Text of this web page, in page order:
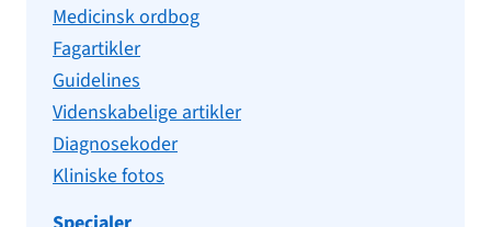
Medicinsk ordbog
Fagartikler
Guidelines
Videnskabelige artikler
Diagnosekoder
Kliniske fotos